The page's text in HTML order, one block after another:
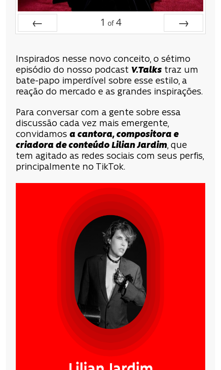
1 of 4
Inspirados nesse novo conceito, o sétimo
episódio do nosso podcast V.Talks traz um
bate-papo imperdível sobre esse estilo, a
reação do mercado e as grandes inspirações.
Para conversar com a gente sobre essa
discussão cada vez mais emergente,
convidamos a cantora, compositora e
criadora de conteúdo Lilian Jardim, que
tem agitado as redes sociais com seus perfis,
principalmente no TikTok.